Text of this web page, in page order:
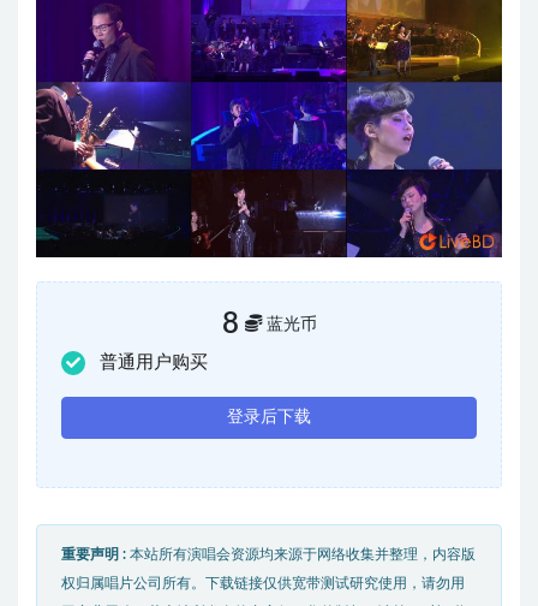
8 蓝光币
普通用户购买
登录后下载
重要声明 : 本站所有演唱会资源均来源于网络收集并整理，内容版
权归属唱片公司所有。下载链接仅供宽带测试研究使用，请勿用